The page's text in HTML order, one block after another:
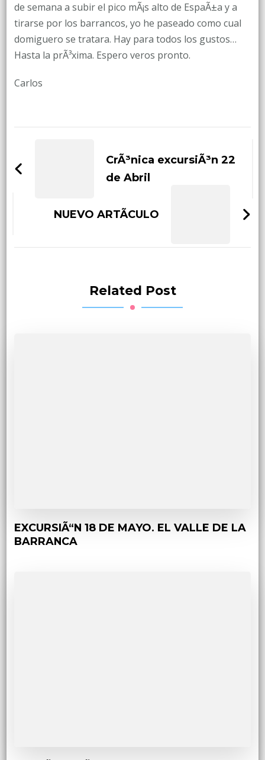
de semana a subir el pico mÃ¡s alto de EspaÃ±a y a
tirarse por los barrancos, yo he paseado como cual
domiguero se tratara. Hay para todos los gustos…
Hasta la prÃ³xima. Espero veros pronto.
Carlos
NavigationCrÃ³nica excursiÃ³n 22
de Abril
NUEVO ARTÃCULO
Related Post
EXCURSIÃ“N 18 DE MAYO. EL VALLE DE LA
BARRANCA